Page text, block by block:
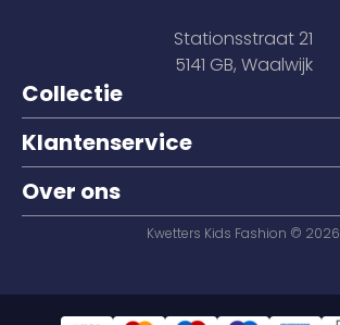
Stationsstraat 21
5141 GB, Waalwijk
Collectie
Klantenservice
Over ons
Kwetters Kids Fashion © 2026